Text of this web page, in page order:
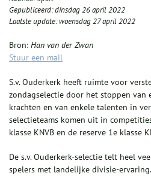
Gepubliceerd:dinsdag 26 april 2022
Laatste update:woensdag 27 april 2022
Bron: Han van der Zwan
Stuur een mail
S.v. Ouderkerk heeft ruimte voor
zondagselectie door het stoppen van
krachten en van enkele talenten in
selectieteams komen uit in
klasse KNVB en de reserve 1e klasse
De s.v. Ouderkerk-selectie telt heel
spelers met landelijke divisie-